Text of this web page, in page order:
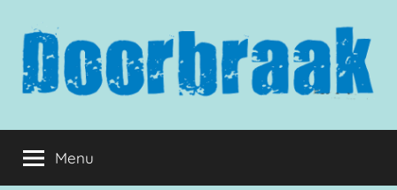
inhoud
springen
Doorbraak.eu
Menu